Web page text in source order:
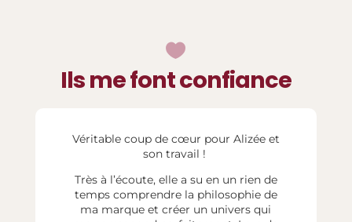

Ils me font confiance
Véritable coup de cœur pour Alizée et
son travail !
Très à l’écoute, elle a su en un rien de
temps comprendre la philosophie de
ma marque et créer un univers qui